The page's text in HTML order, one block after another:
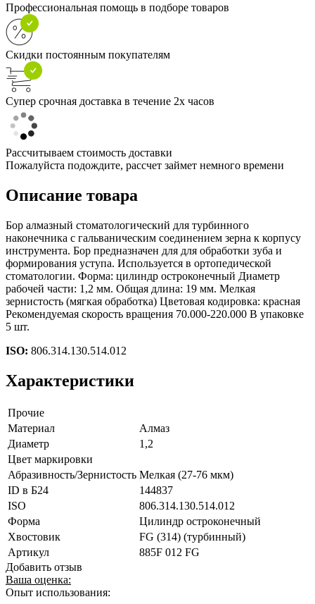
Профессиональная помощь в подборе товаров
Скидки постоянным покупателям
Супер срочная доставка в течение 2х часов
Рассчитываем стоимость доставки
Пожалуйста подождите, рассчет займет немного времени
Описание товара
Бор алмазный стоматологический для турбинного
наконечника с гальваническим соединением зерна к корпусу
инструмента. Бор предназначен для для обработки зуба и
формирования уступа. Используется в ортопедической
стоматологии. Форма: цилиндр остроконечный Диаметр
рабочей части: 1,2 мм. Общая длина: 19 мм. Мелкая
зернистость (мягкая обработка) Цветовая кодировка: красная
Рекомендуемая скорость вращения 70.000-220.000 В упаковке
5 шт.
ISO: 806.314.130.514.012
Характеристики
Прочие
Материал
Алмаз
Диаметр
1,2
Цвет маркировки
Абразивность/Зернистость Мелкая (27-76 мкм)
ID в Б24
144837
ISO
806.314.130.514.012
Форма
Цилиндр остроконечный
Хвостовик
FG (314) (турбинный)
Артикул
885F 012 FG
Добавить отзыв
Ваша оценка:
Опыт использования: